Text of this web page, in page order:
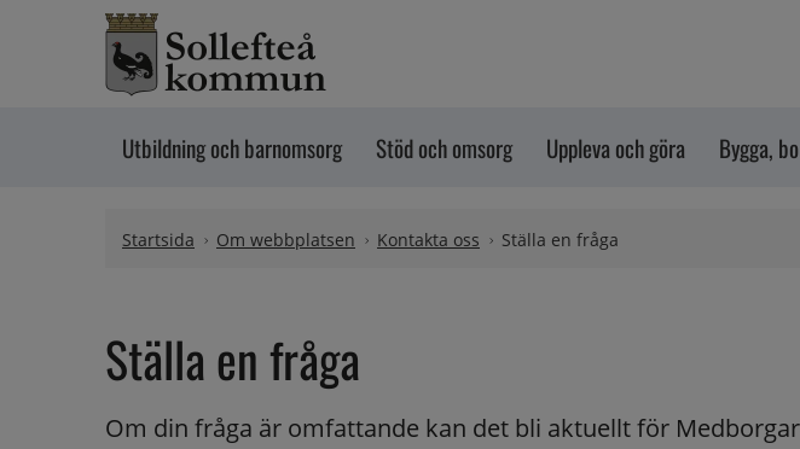
Hoppa till innehåll
Utbildning och barnomsorg Stöd och omsorg Uppleva och göra Bygga,
Startsida Om webbplatsen Kontakta oss Ställa en fråga
Ställa en fråga
Om din fråga är omfattande kan det bli aktuellt för